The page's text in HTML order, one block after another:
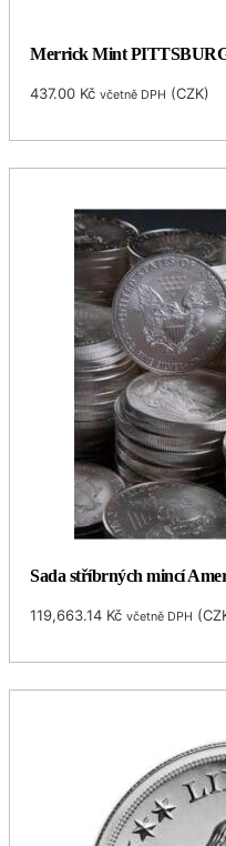
Merrick Mint
437.00 Kč včetně DPH (CZK)
Sada stříbrných mincí
119,663.14 Kč včetně DPH (